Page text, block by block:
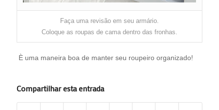
Faça uma revisão em seu armário.
Coloque as roupas de cama dentro das fronhas.
È uma maneira boa de manter seu roupeiro organizado!
Compartilhar esta entrada